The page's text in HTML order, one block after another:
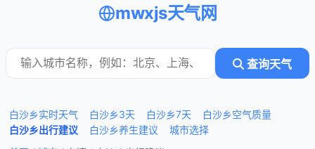
mwxjs天气网
查询天气
白沙乡实时天气 白沙乡3天 白沙乡7天
白沙乡空气质量
白沙乡出行建议
白沙乡养生建议
城市选择